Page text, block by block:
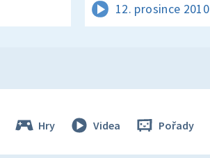
12. prosince 2010
Hry Videa Pořady